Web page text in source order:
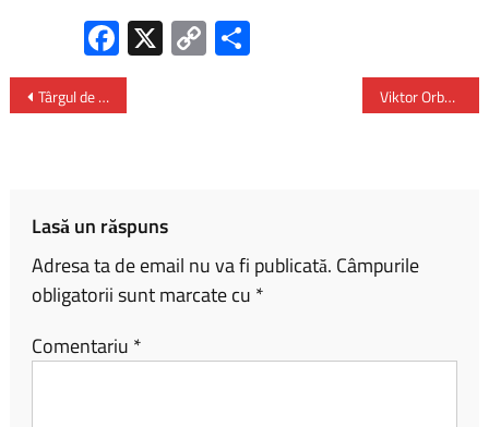
Fa
ce
b
X C
o
Târgul de Crăciun al Meșterilor Populari la Iași Viktor Orban – Ungaria a evitat atragerea în război prin recurgerea la activele ruseşti
Lasă un răspuns
Adresa ta de email nu va fi publicată. Câmpurile
obligatorii sunt marcate cu *
Comentariu *